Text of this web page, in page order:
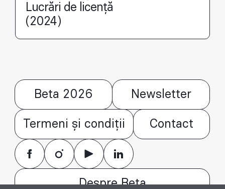
Lucrări de licență
(2024)
Beta 2026 Newsletter
Termeni și condiții Contact
Despre Beta